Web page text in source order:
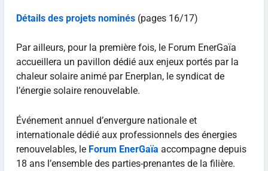
Détails des projets nominés(pages 16/17)
Par ailleurs, pour la première fois, le Forum EnerGaïa
accueillera un pavillon dédié aux enjeux portés par la
chaleur solaire animé par Enerplan, le syndicat de
l’énergie solaire renouvelable.
Événement annuel d’envergure nationale et
internationale dédié aux professionnels des énergies
renouvelables, le Forum EnerGaïa accompagne depuis
18 ans l’ensemble des parties-prenantes de la filière.